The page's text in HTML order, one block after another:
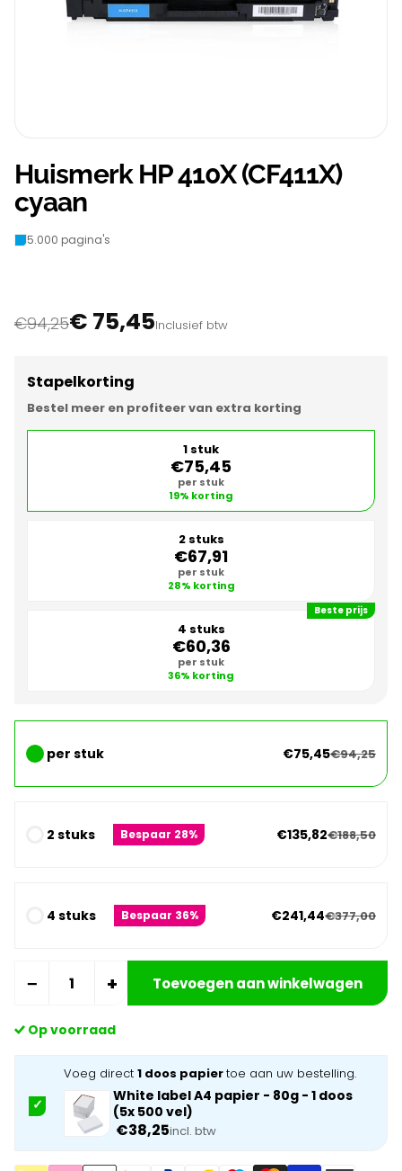
Huismerk HP 410X (CF411X)
cyaan
5.000 pagina's
€94,25€ 75,45Inclusief btw
Stapelkorting
Bestel meer en profiteer van extra korting
1 stuk
€75,45
per stuk
19% korting
2 stuks
€67,91
per stuk
28% korting
Beste prijs
4 stuks
€60,36
per stuk
36% korting
per stuk €75,45€94,25
2 stuks Bespaar 28% €135,82€188,50
4 stuks Bespaar 36% €241,44€377,00
− + Toevoegen aan winkelwagen
Op voorraad
Voeg direct1 doos papiertoe aan uw bestelling.
White label A4 papier - 80g - 1 doos
(5x 500 vel)
€38,25incl. btw